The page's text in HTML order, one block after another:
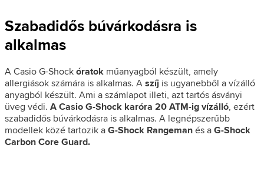
Szabadidős búvárkodásra is
alkalmas
A Casio G-Shockóratok műanyagból készült, amely
allergiások számára is alkalmas. Aszíj is ugyanebből a vízálló
anyagból készült. Ami a számlapot illeti, azt tartós ásványi
üveg védi. A Casio G-Shock karóra 20 ATM-ig vízálló, ezért
szabadidős búvárkodásra is alkalmas. A legnépszerűbb
modellek közé tartozik aG-Shock Rangemanés aG-Shock
Carbon Core Guard.